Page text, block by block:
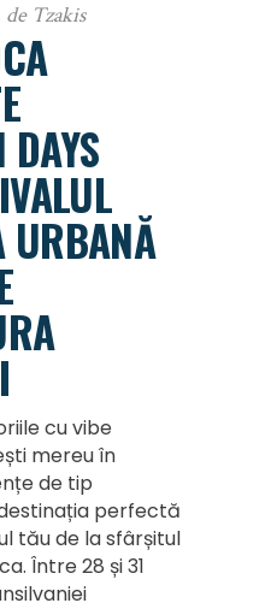
de Tzakis
URBANĂ
cu vibe
mereu în
de tip
perfectă
tău de la sfârșitul
Între 28 și 31